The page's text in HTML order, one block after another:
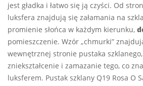
jest gładka i łatwo się ją czyści. Od
luksfera znajdują się załamania na
promienie słońca w każdym kierunku,
pomieszczenie. Wzór „chmurki”
wewnętrznej stronie pustaka
zniekształcenie i zamazanie tego, co
luksferem. Pustak szklany Q19 Rosa O